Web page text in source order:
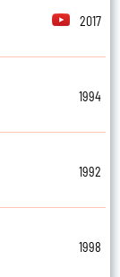
2017
1994
1992
1998